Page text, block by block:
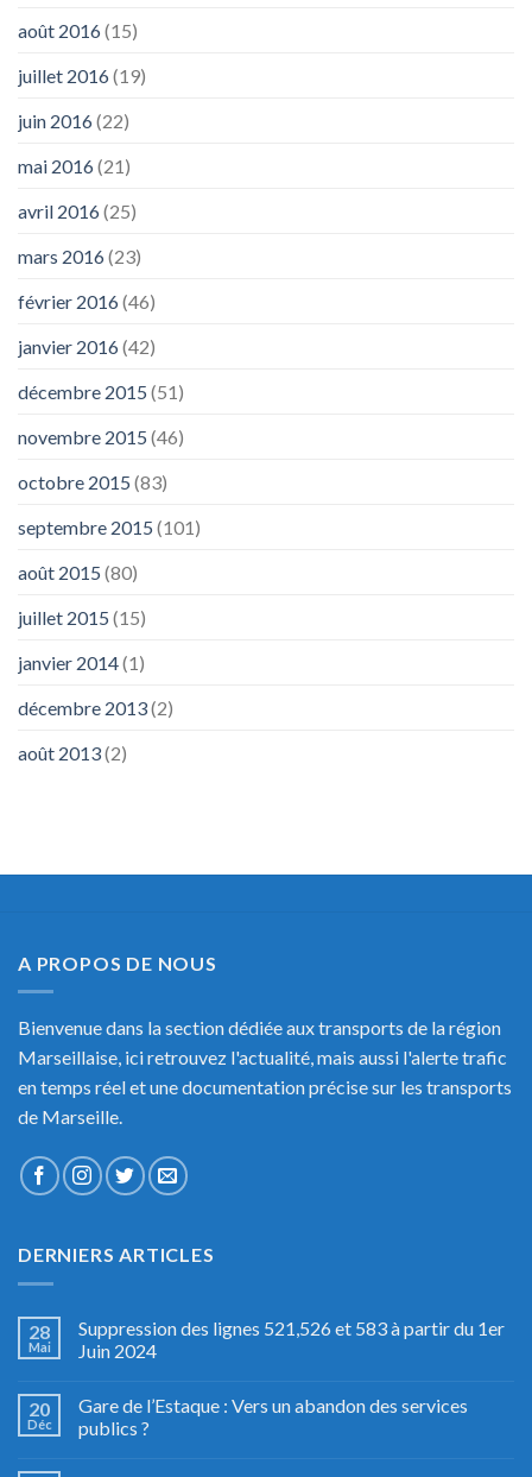
août 2016(15)
juillet 2016(19)
juin 2016(22)
mai 2016(21)
avril 2016(25)
mars 2016(23)
février 2016(46)
janvier 2016(42)
décembre 2015 (51)
novembre 2015 (46)
octobre 2015 (83)
septembre 2015 (101)
août 2015 (80)
juillet 2015 (15)
janvier 2014(1)
décembre 2013(2)
août 2013(2)
A PROPOS DE NOUS
Bienvenue dans la section dédiée aux transports de la région
Marseillaise, ici retrouvez l'actualité, mais aussi l'alerte trafic
en temps réel et une documentation précise sur les transports
de Marseille.
DERNIERS ARTICLES
28
Mai
Suppression des lignes 521,526 et 583 à partir du 1er
Juin 2024
20
Déc
Gare de l’Estaque : Vers un abandon des services
publics ?